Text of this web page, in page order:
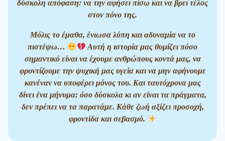
δύσκολη απόφαση: να την αφήσει πίσω και να βρει τέλος
στον πόνο της.
Μόλις το έμαθα, ένιωσα λύπη και αδυναμία να το
πιστέψω…
Αυτή η ιστορία μας θυμίζει πόσο
σημαντικό είναι να έχουμε ανθρώπους κοντά μας, να
φροντίζουμε την ψυχική μας υγεία και να μην αφήνουμε
κανέναν να υποφέρει μόνος του. Και ταυτόχρονα μας
δίνει ένα μήνυμα: όσο δύσκολα κι αν είναι τα πράγματα,
δεν πρέπει να τα παρατάμε. Κάθε ζωή αξίζει προσοχή,
φροντίδα και σεβασμό.